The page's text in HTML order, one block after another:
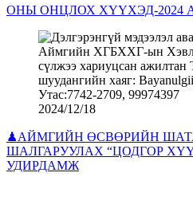
ОНЫ ОНЦЛОХ ХҮҮХЭД-2024
2024/12/18
♟АЙМГИЙН ӨСВӨРИЙН
ШАЛГАРУУЛАХ “ЦОДГОР
УДИРДАМЖ